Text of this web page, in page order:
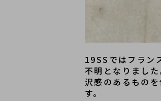
19SSではフラン
不明となりまし
沢感のあるもの
す。